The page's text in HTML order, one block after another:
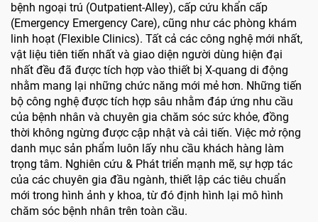
bệnh ngoại trú (Outpatient-Alley), cấp cứu khẩn cấp
(Emergency Emergency Care), cũng như các phòng khám
linh hoạt (Flexible Clinics). Tất cả các công nghệ mới nhất,
vật liệu tiên tiến nhất và giao diện người dùng hiện đại
nhất đều đã được tích hợp vào thiết bị X-quang di động
nhằm mang lại những chức năng mới mẻ hơn. Những tiến
bộ công nghệ được tích hợp sâu nhằm đáp ứng nhu cầu
của bệnh nhân và chuyên gia chăm sóc sức khỏe, đồng
thời không ngừng được cập nhật và cải tiến. Việc mở rộng
danh mục sản phẩm luôn lấy nhu cầu khách hàng làm
trọng tâm. Nghiên cứu & Phát triển mạnh mẽ, sự hợp tác
của các chuyên gia đầu ngành, thiết lập các tiêu chuẩn
mới trong hình ảnh y khoa, từ đó định hình lại mô hình
chăm sóc bệnh nhân trên toàn cầu.